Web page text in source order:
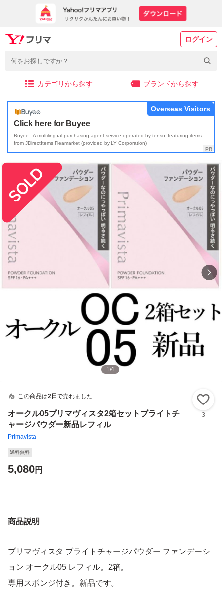
ログイン
カテゴリから探す ブランドから探す
Click here for Buyee
Buyee - A multilingual purchasing agent service operated by tenso, featuring items
from JDirectItems Fleamarket (provided by LY Corporation)
Overseas Visitors
1/4
この商品は2日 で売れました
オークル05プリマヴィスタ2箱セットブライトチ
ャージパウダー新品レフィル
Primavista
3
送料無料
5,080円
商品説明
プリマヴィスタ ブライトチャージパウダー ファンデーシ
ョン オークル05 レフィル。2箱。
専用スポンジ付き。新品です。